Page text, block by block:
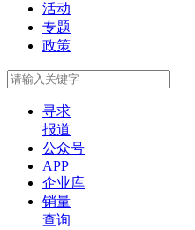
活动
专题
政策
寻求
报道
公众号
APP
企业库
销量
查询